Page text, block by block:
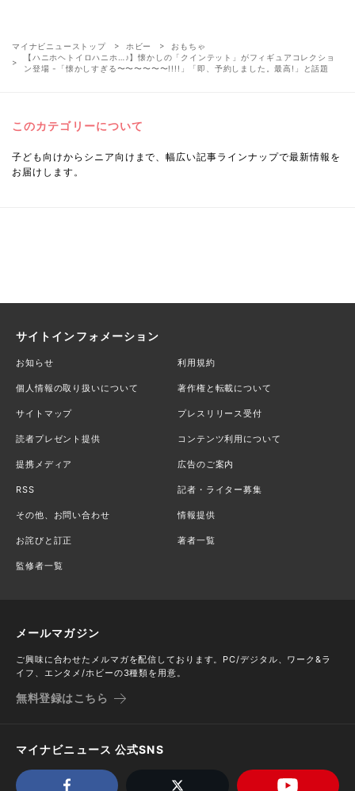
マイナビニューストップ ホビー
おもちゃ
【ハニホヘトイロハニホ…♪】懐かしの「クインテット」がフィギュアコレクショ
ン登場 -「懐かしすぎる〜〜〜〜〜〜!!!!」「即、予約しました。最高!」と話題
このカテゴリーについて
子ども向けからシニア向けまで、幅広い記事ラインナップで最新情報を
お届けします。
サイトインフォメーション
お知らせ 利用規約
個人情報の取り扱いについて 著作権と転載について
サイトマップ プレスリリース受付
読者プレゼント提供 コンテンツ利用について
提携メディア 広告のご案内
RSS 記者・ライター募集
その他、お問い合わせ 情報提供
お詫びと訂正 著者一覧
監修者一覧
メールマガジン
ご興味に合わせたメルマガを配信しております。PC/デジタル、ワーク&ラ
イフ、エンタメ/ホビーの3種類を用意。
無料登録はこちら
マイナビニュース 公式SNS